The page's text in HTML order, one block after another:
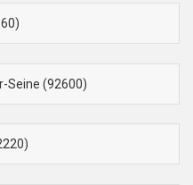
Seine (92600)